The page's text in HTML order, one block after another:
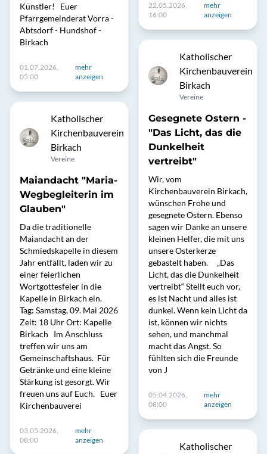
Künstler! Euer
Pfarrgemeinderat Vorra -
Abtsdorf - Hundshof -
Birkach
01.07.2026,
05:00
mehr
anzeigen
Katholischer
Kirchenbauverein
Birkach
Vereine
Maiandacht "Maria-
Wegbegleiterin im
Glauben"
Da die traditionelle
Maiandacht an der
Schmiedskapelle in diesem
Jahr entfällt, laden wir zu
einer feierlichen
Wortgottesfeier in die
Kapelle in Birkach ein.
Tag: Samstag, 09. Mai 2026
Zeit: 18 Uhr Ort: Kapelle
Birkach Im Anschluss
treffen wir uns am
Gemeinschaftshaus. Für
Getränke und eine kleine
Stärkung ist gesorgt. Wir
freuen uns auf Euch. Euer
Kirchenbauverei
03.05.2026,
08:00
mehr
anzeigen
22.05.2026,
16:00
mehr
anzeigen
Katholischer
Kirchenbauverein
Birkach
Vereine
Gesegnete Ostern -
"Das Licht, das die
Dunkelheit
vertreibt"
Wir, vom
Kirchenbauverein Birkach,
wünschen Frohe und
gesegnete Ostern. Ebenso
sagen wir Danke an unsere
kleinen Helfer, die mit uns
unsere Osterkerze
gebastelt haben. „Das
Licht, das die Dunkelheit
vertreibt“ Stellt euch vor,
es ist Nacht und alles ist
dunkel. Wenn kein Licht da
ist, können wir nichts
sehen, und manchmal
macht das Angst. So
fühlten sich die Freunde
von J
05.04.2026,
08:00
mehr
anzeigen
Katholischer